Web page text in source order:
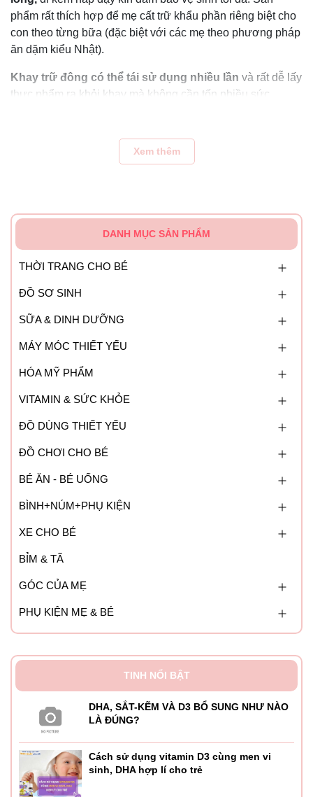
phẩm rất thích hợp để mẹ cất trữ khẩu phần riêng biệt cho
con theo từng bữa (đặc biệt với các mẹ theo phương pháp
ăn dặm kiểu Nhật).
Khay trữ đông có thể tái sử dụng nhiều lần và rất dễ lấy
thực phẩm ra khỏi khay mà không cần tốn nhiều sức.
Có thể tiệt trùng sản phẩm bằng 1 trong các phương pháp
Mở nắp khi hâm nóng trong lò vi sóng, nên sử dụng màng
bọc thực phẩm để bao miệng khay lại.
Nhiệt độ chịu nhiệt: -20⁰C tới 120⁰C.
Khi cho thực phẩm lỏng vào khay trữ, không nên đổ quá
đầy để tránh thực phẩm nở ra khi trữ đông dẫn đến nguy
Xem thêm
DANH MỤC SẢN PHẨM
THỜI TRANG CHO BÉ
ĐỒ SƠ SINH
SỮA & DINH DƯỠNG
MÁY MÓC THIẾT YẾU
HÓA MỸ PHẨM
VITAMIN & SỨC KHỎE
ĐỒ DÙNG THIẾT YẾU
ĐỒ CHƠI CHO BÉ
BÉ ĂN - BÉ UỐNG
BÌNH+NÚM+PHỤ KIỆN
XE CHO BÉ
BỈM & TÃ
GÓC CỦA MẸ
PHỤ KIỆN MẸ & BÉ
TINH NỔI BẬT
DHA, SẮT-KẼM VÀ D3 BỔ SUNG NHƯ NÀO
LÀ ĐÚNG?
Cách sử dụng vitamin D3 cùng men vi
sinh, DHA hợp lí cho trẻ